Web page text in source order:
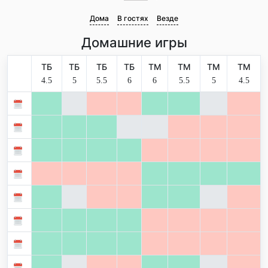
Дома В гостях Везде
Домашние игры
ТБ
4.5
ТБ
5
ТБ
5.5
ТБ
6
ТМ
6
ТМ
5.5
ТМ
5
ТМ
4.5